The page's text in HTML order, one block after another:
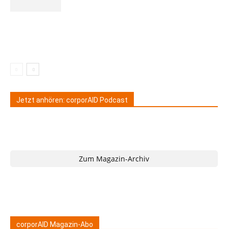
Jetzt anhören: corporAID Podcast
Zum Magazin-Archiv
corporAID Magazin-Abo